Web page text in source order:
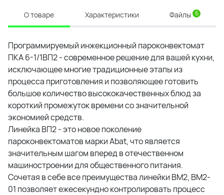
О товаре Характеристики Файлы 6
Программируемый инжекционный пароконвектомат
ПКА 6-1/1ВП2 - современное решение для вашей кухни,
исключающее многие традиционные этапы из
процесса приготовления и позволяющее готовить
большое количество высококачественных блюд за
короткий промежуток времени со значительной
экономией средств.
Линейка ВП2 - это новое поколение
пароконвектоматов марки Abat, что является
значительным шагом вперед в отечественном
машиностроении для общественного питания.
Сочетая в себе все преимущества линейки ВМ2, ВМ2-
01 позволяет ежесекундно контролировать процесс